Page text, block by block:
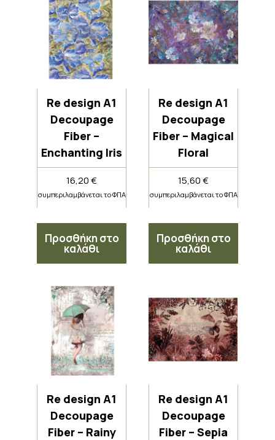
Re design A1
Decoupage
Fiber –
Enchanting Iris
16,20€
συμπεριλαμβάνεται το ΦΠΑ
Προσθήκη στο
καλάθι
Re design A1
Decoupage
Fiber – Magical
Floral
15,60€
συμπεριλαμβάνεται το ΦΠΑ
Προσθήκη στο
καλάθι
Re design A1
Decoupage
Fiber – Rainy
Re design A1
Decoupage
Fiber – Sepia